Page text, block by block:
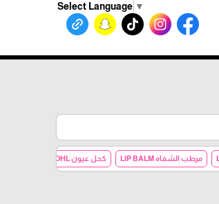
Select Language ▼
مرطب الشفاه LIP BALM كحل عيون EYE KOHL